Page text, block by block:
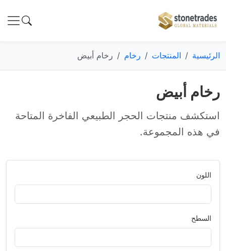
الرئيسية المنتجات رخام رخام أبيض
رخام أبيض
استكشف منتجات الحجر الطبيعي الفاخرة المتاحة
في هذه المجموعة.
اللون
السطح